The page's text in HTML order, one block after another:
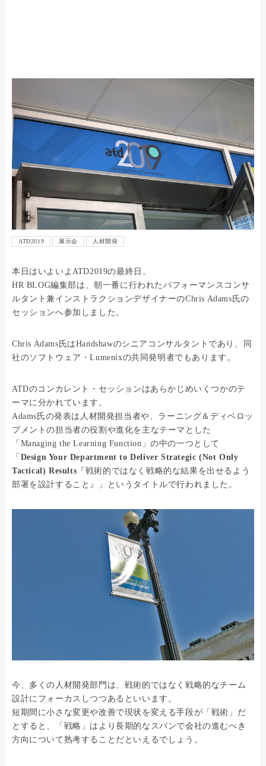
ATD2019 展示会 人材開発
本日はいよいよATD2019の最終日。
HR BLOG編集部は、朝一番に行われたパフォーマンスコンサ
ルタント兼インストラクションデザイナーのChris Adams氏の
セッションへ参加しました。
Chris Adams氏はHandshawのシニアコンサルタントであり、同
社のソフトウェア・Lumenixの共同発明者でもあります。
ATDのコンカレント・セッションはあらかじめいくつかのテ
ーマに分かれています。
Adams氏の発表は人材開発担当者や、ラーニング＆ディベロッ
プメントの担当者の役割や進化を主なテーマとした
「Managing the Learning Function」の中の一つとして
「 Design Your Department to Deliver Strategic (Not Only
Tactical) Results 『戦術的ではなく戦略的な結果を出せるよう
部署を設計すること』」というタイトルで行われました。
今、多くの人材開発部門は、戦術的ではなく戦略的なチーム
設計にフォーカスしつつあるといいます。
短期間に小さな変更や改善で現状を変える手段が「戦術」だ
とすると、「戦略」はより長期的なスパンで会社の進むべき
方向について熟考することだといえるでしょう。